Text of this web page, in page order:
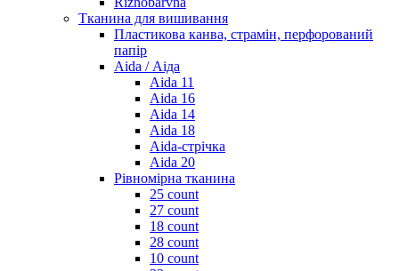
Тканина для вишивання
Пластикова канва, страмін, перфорований
папір
Aida / Аіда
Aida 11
Aida 16
Aida 14
Aida 18
Aida-стрічка
Aida 20
Рівномірна тканина
25 count
27 count
18 count
28 count
10 count